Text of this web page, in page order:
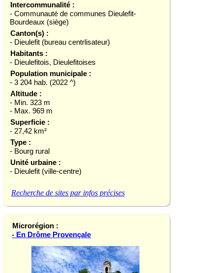
Intercommunalité :
- Communauté de communes Dieulefit-
Bourdeaux (siège)
Canton(s) :
- Dieulefit (bureau centrlisateur)
Habitants :
- Dieulefitois, Dieulefitoises
Population municipale :
- 3 204 hab. (2022 ^)
Altitude :
- Min. 323 m
- Max. 969 m
Superficie :
- 27,42 km²
Type :
- Bourg rural
Unité urbaine :
- Dieulefit (ville-centre)
Recherche de sites par infos précises
Microrégion :
- En Drôme Provençale